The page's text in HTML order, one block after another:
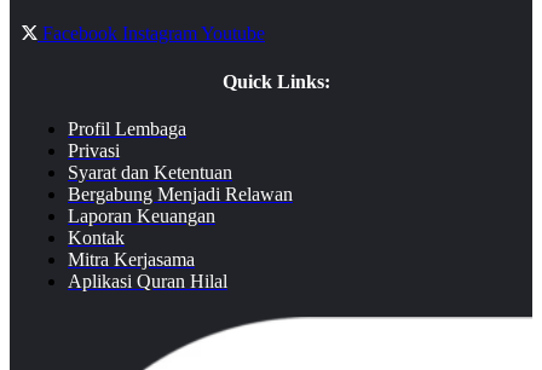
Facebook InstagramYoutube
Quick Links:
Profil Lembaga
Privasi
Syarat dan Ketentuan
Bergabung Menjadi Relawan
Laporan Keuangan
Kontak
Mitra Kerjasama
Aplikasi Quran Hilal